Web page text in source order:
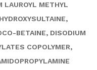
LAUROYL METHYL
BETAINE, DISODIUM
COPOLYMER,